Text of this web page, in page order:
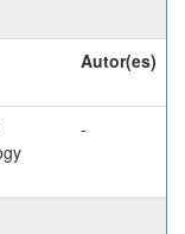
Autor(es)
-